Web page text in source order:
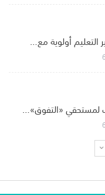
التعليم أولوية مع…
لمستحقي «التفوق»…